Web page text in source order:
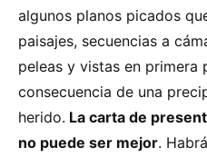
algunos planos picados
paisajes, secuencias a
peleas y vistas en primera
consecuencia de una
herido. La carta de
no puede ser mejor.